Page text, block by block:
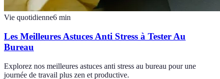
Vie quotidienne6 min
Les Meilleures Astuces Anti Stress à Tester Au
Bureau
Explorez nos meilleures astuces anti stress au bureau pour une
journée de travail plus zen et productive.